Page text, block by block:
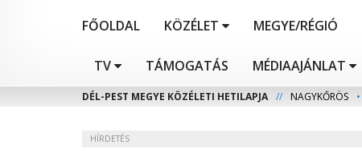
FŐOLDAL KÖZÉLET MEGYE/RÉGIÓ
TV TÁMOGATÁS MÉDIAAJÁNLAT
DÉL-PEST MEGYE KÖZÉLETI HETILAPJA // NAGYKŐRÖS •
HÍRDETÉS